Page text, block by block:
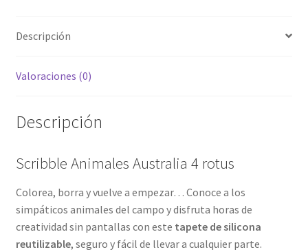
Descripción
Valoraciones (0)
Descripción
Scribble Animales Australia 4 rotus
Colorea, borra y vuelve a empezar… Conoce a los
simpáticos animales del campo y disfruta horas de
creatividad sin pantallas con este tapete de silicona
reutilizable, seguro y fácil de llevar a cualquier parte.